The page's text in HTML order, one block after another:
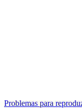
Problemas para